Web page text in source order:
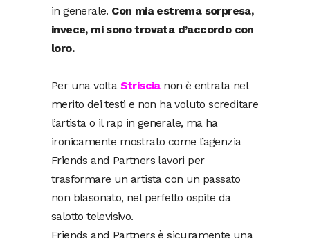
in generale. Con mia estrema sorpresa,
invece, mi sono trovata d’accordo con
loro.
Per una volta Striscianon è entrata nel
merito dei testi e non ha voluto screditare
l’artista o il rap in generale, ma ha
ironicamente mostrato come l’agenzia
Friends and Partners lavori per
trasformare un artista con un passato
non blasonato, nel perfetto ospite da
salotto televisivo.
Friends and Partners è sicuramente una